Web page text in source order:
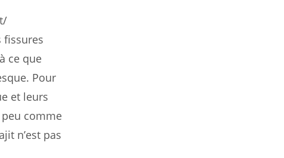
fissures
ce que
Pour
et leurs
comme
n’est pas